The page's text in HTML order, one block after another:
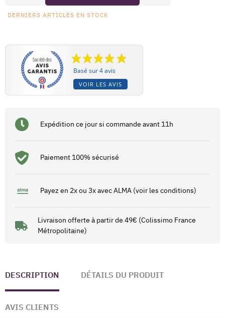
DERNIERS ARTICLES EN STOCK
Basé sur 4 avis
VOIR LES AVIS
Expédition ce jour si commande avant 11h
Paiement 100% sécurisé
Payez en 2x ou 3x avec ALMA (voir les conditions)
Livraison offerte à partir de 49€ (Colissimo France
Métropolitaine)
DESCRIPTION DÉTAILS DU PRODUIT
AVIS CLIENTS